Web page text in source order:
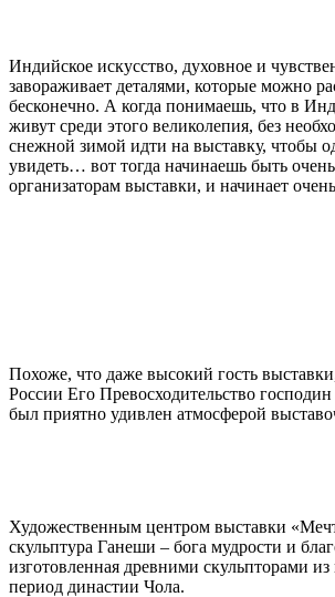
Индийское искусство, духовное и
завораживает деталями, которые можно
бесконечно. А когда понимаешь, что в
живут среди этого великолепия, без
снежной зимой идти на выставку, чтобы
увидеть… вот тогда начинаешь быть
организаторам выставки, и начинает
Похоже, что даже высокий гость
России Его Превосходительство
был приятно удивлен атмосферой
Художественным центром выставки
скульптура Ганеши – бога мудрости и
изготовленная древними скульпторами из
период династии Чола.